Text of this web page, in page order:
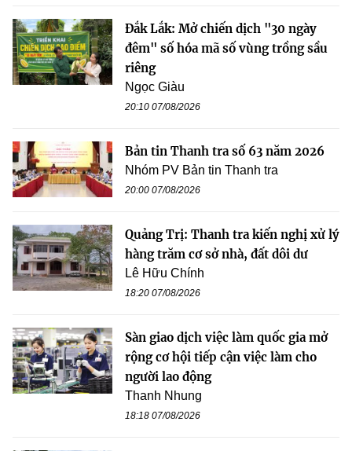
Đắk Lắk: Mở chiến dịch "30 ngày
đêm" số hóa mã số vùng trồng sầu
riêng
Ngọc Giàu
20:10 07/08/2026
Bản tin Thanh tra số 63 năm 2026
Nhóm PV Bản tin Thanh tra
20:00 07/08/2026
Quảng Trị: Thanh tra kiến nghị xử lý
hàng trăm cơ sở nhà, đất dôi dư
Lê Hữu Chính
18:20 07/08/2026
Sàn giao dịch việc làm quốc gia mở
rộng cơ hội tiếp cận việc làm cho
người lao động
Thanh Nhung
18:18 07/08/2026